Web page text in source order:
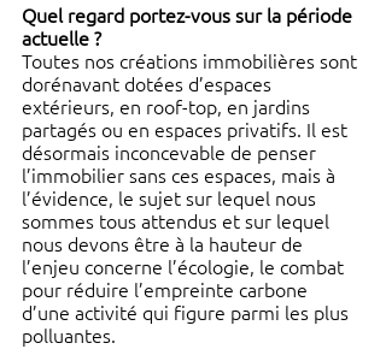
Quel regard portez-vous sur la période
actuelle ?
Toutes nos créations immobilières sont
dorénavant dotées d’espaces
extérieurs, en roof-top, en jardins
partagés ou en espaces privatifs. Il est
désormais inconcevable de penser
l’immobilier sans ces espaces, mais à
l’évidence, le sujet sur lequel nous
sommes tous attendus et sur lequel
nous devons être à la hauteur de
l’enjeu concerne l’écologie, le combat
pour réduire l’empreinte carbone
d’une activité qui figure parmi les plus
polluantes.